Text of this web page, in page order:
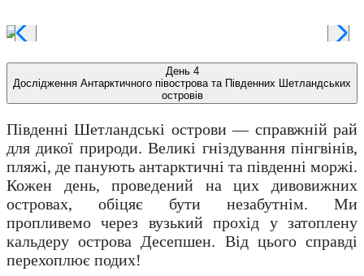
День 4
Дослідження Антарктичного півострова та Південних Шетландських
островів
Південні Шетландські острови — справжній рай
для дикої природи. Великі гніздування пінгвінів,
пляжі, де панують антарктичні та південні моржі.
Кожен день, проведений на цих дивовижних
островах, обіцяє бути незабутнім. Ми
пропливемо через вузький прохід у затоплену
кальдеру острова Десепшен. Від цього справді
перехоплює подих!